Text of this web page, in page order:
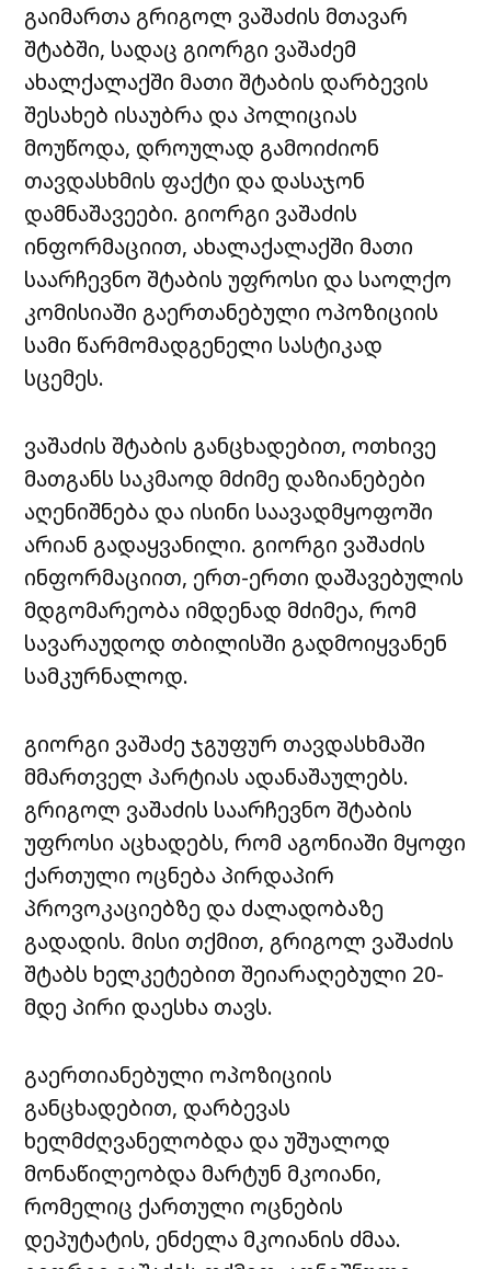
გაიმართა გრიგოლ ვაშაძის მთავარ
შტაბში, სადაც გიორგი ვაშაძემ
ახალქალაქში მათი შტაბის დარბევის
შესახებ ისაუბრა და პოლიციას
მოუწოდა, დროულად გამოიძიონ
თავდასხმის ფაქტი და დასაჯონ
დამნაშავეები. გიორგი ვაშაძის
ინფორმაციით, ახალაქალაქში მათი
საარჩევნო შტაბის უფროსი და საოლქო
კომისიაში გაერთანებული ოპოზიციის
სამი წარმომადგენელი სასტიკად
სცემეს.
ვაშაძის შტაბის განცხადებით, ოთხივე
მათგანს საკმაოდ მძიმე დაზიანებები
აღენიშნება და ისინი საავადმყოფოში
არიან გადაყვანილი. გიორგი ვაშაძის
ინფორმაციით, ერთ-ერთი დაშავებულის
მდგომარეობა იმდენად მძიმეა, რომ
სავარაუდოდ თბილისში გადმოიყვანენ
სამკურნალოდ.
გიორგი ვაშაძე ჯგუფურ თავდასხმაში
მმართველ პარტიას ადანაშაულებს.
გრიგოლ ვაშაძის საარჩევნო შტაბის
უფროსი აცხადებს, რომ აგონიაში მყოფი
ქართული ოცნება პირდაპირ
პროვოკაციებზე და ძალადობაზე
გადადის. მისი თქმით, გრიგოლ ვაშაძის
შტაბს ხელკეტებით შეიარაღებული 20-
მდე პირი დაესხა თავს.
გაერთიანებული ოპოზიციის
განცხადებით, დარბევას
ხელმძღვანელობდა და უშუალოდ
მონაწილეობდა მარტუნ მკოიანი,
რომელიც ქართული ოცნების
დეპუტატის, ენძელა მკოიანის ძმაა.